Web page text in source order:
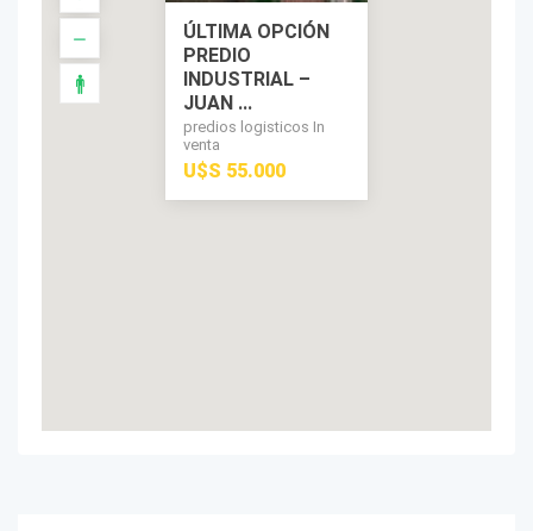
U$S 55.000
ÚLTIMA OPCIÓN
PREDIO
INDUSTRIAL –
JUAN ...
predios logisticos In
venta
U$S 55.000